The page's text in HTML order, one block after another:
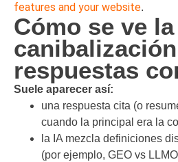
features and your website.
Cómo se ve la
respuestas
Suele aparecer así:
una respuesta cita (o
cuando la principal era la
la IA mezcla definiciones
(por ejemplo, GEO vs